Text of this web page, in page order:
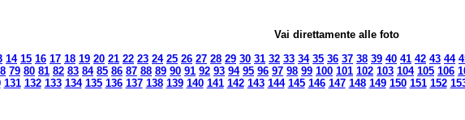
Vai direttamente alle foto
14 15 16 17 18 19 20 21 22 23 24 25 26 27 28 29 30 31 32 33 34 35 36 37 38 39 40 41 42 43 44
79 80 81 82 83 84 85 86 87 88 89 90 91 92 93 94 95 96 97 98 99 100 101 102 103 104 105 106
131 132 133 134 135 136 137 138 139 140 141 142 143 144 145 146 147 148 149 150 151 152